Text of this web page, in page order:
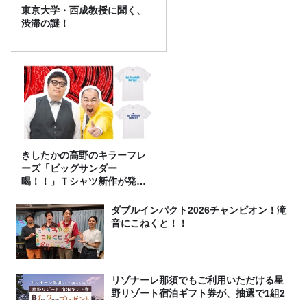
東京大学・西成教授に聞く、
渋滞の謎！
きしたかの高野のキラーフレ
ーズ「ビッグサンダー
喝！！」Ｔシャツ新作が発売
決定！
ダブルインパクト2026チャンピオン！滝
音にこねくと！！
リゾナーレ那須でもご利用いただける星
野リゾート宿泊ギフト券が、抽選で1組2